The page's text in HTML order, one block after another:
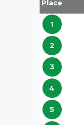
Place
1
2
3
4
5